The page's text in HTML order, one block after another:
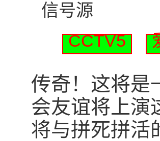
信号源
CCTV5
传奇！这将是
会友谊将上演
将与拼死拼活